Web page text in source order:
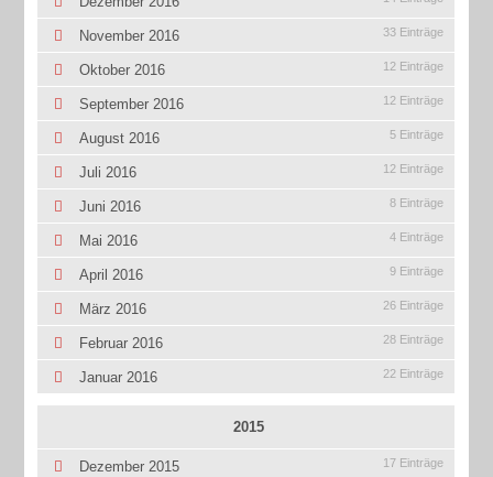
November 2016 33 Einträge
Oktober 2016 12 Einträge
September 2016 12 Einträge
August 2016 5 Einträge
Juli 2016 12 Einträge
Juni 2016 8 Einträge
Mai 2016 4 Einträge
April 2016 9 Einträge
März 2016 26 Einträge
Februar 2016 28 Einträge
Januar 2016 22 Einträge
2015
Dezember 2015 17 Einträge